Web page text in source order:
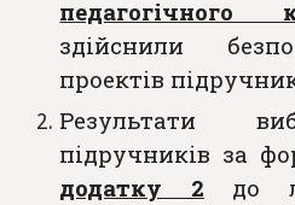
педагогічного
здійснили
проектів
Результати
підручників за
додатку 2 до